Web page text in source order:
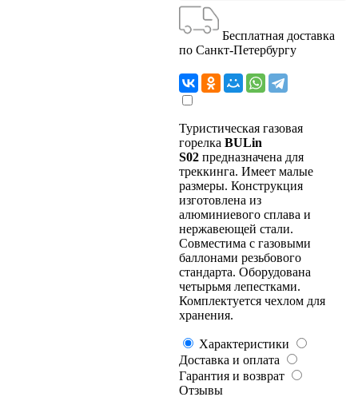
Бесплатная доставка
по Санкт-Петербургу
Туристическая газовая
горелка BULin
S02 предназначена для
треккинга. Имеет малые
размеры. Конструкция
изготовлена из
алюминиевого сплава и
нержавеющей стали.
Совместима с газовыми
баллонами резьбового
стандарта. Оборудована
четырьмя лепестками.
Комплектуется чехлом для
хранения.
Характеристики
Доставка и оплата
Гарантия и возврат
Отзывы